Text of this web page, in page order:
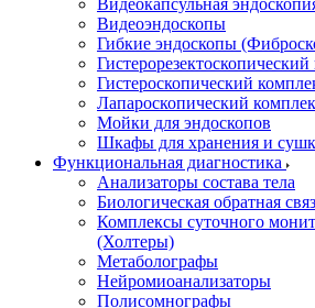
Видеокапсульная
Видеоэндоскопы
Гибкие эндоскопы
Гистероскопический
Лапароскопический
Мойки для эндоскопов
Шкафы для хранения и
Функциональная диагностика
Анализаторы состава тела
Биологическая обратная
Комплексы суточного
(Холтеры)
Метаболографы
Нейромиоанализаторы
Полисомнографы